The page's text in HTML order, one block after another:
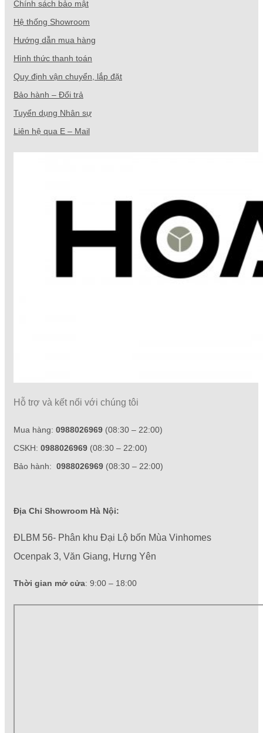
Chính sách bảo mật
Hệ thống Showroom
Hướng dẫn mua hàng
Hình thức thanh toán
Quy định vận chuyển, lắp đặt
Bảo hành – Đổi trả
Tuyển dụng Nhân sự
Liên hệ qua E – Mail
Hỗ trợ và kết nối với chúng tôi
Mua hàng: 0988026969 (08:30 – 22:00)
CSKH: 0988026969 (08:30 – 22:00)
Bảo hành: 0988026969 (08:30 – 22:00)
Địa Chỉ Showroom Hà Nội:
ĐLBM 56- Phân khu Đại Lộ bốn Mùa Vinhomes
Ocenpak 3, Văn Giang, Hưng Yên
Thời gian mở cửa: 9:00 – 18:00